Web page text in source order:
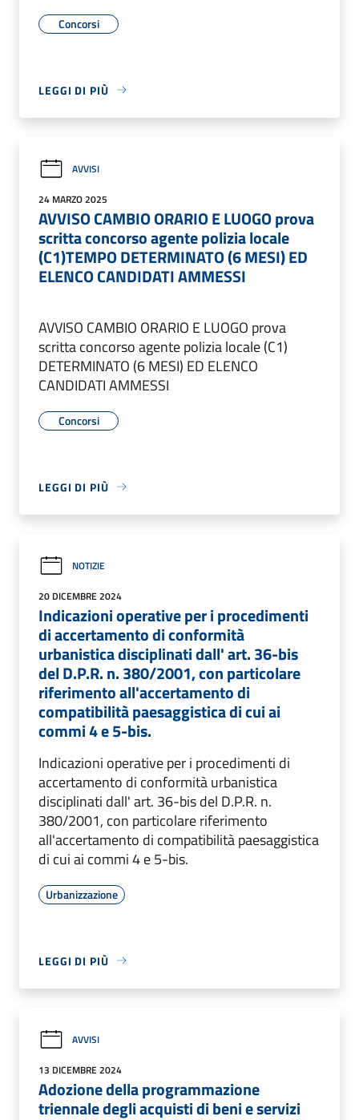
Concorsi
LEGGI DI PIÙ
AVVISI
24 MARZO 2025
AVVISO CAMBIO ORARIO E LUOGO prova
scritta concorso agente polizia locale
(C1)TEMPO DETERMINATO (6 MESI) ED
ELENCO CANDIDATI AMMESSI
AVVISO CAMBIO ORARIO E LUOGO prova
scritta concorso agente polizia locale (C1)
DETERMINATO (6 MESI) ED ELENCO
CANDIDATI AMMESSI
Concorsi
LEGGI DI PIÙ
NOTIZIE
20 DICEMBRE 2024
Indicazioni operative per i procedimenti
di accertamento di conformità
urbanistica disciplinati dall' art. 36-bis
del D.P.R. n. 380/2001, con particolare
riferimento all'accertamento di
compatibilità paesaggistica di cui ai
commi 4 e 5-bis.
Indicazioni operative per i procedimenti di
accertamento di conformità urbanistica
disciplinati dall' art. 36-bis del D.P.R. n.
380/2001, con particolare riferimento
all'accertamento di compatibilità paesaggistica
di cui ai commi 4 e 5-bis.
Urbanizzazione
LEGGI DI PIÙ
AVVISI
13 DICEMBRE 2024
Adozione della programmazione
triennale degli acquisti di beni e servizi